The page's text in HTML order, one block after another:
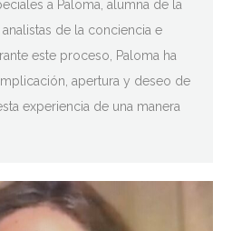
a Paloma, alumna de la
de la conciencia e
este proceso, Paloma ha
apertura y deseo de
experiencia de una manera